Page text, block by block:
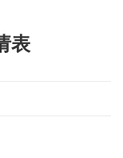
表